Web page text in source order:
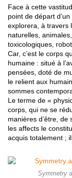
Face à cette
point de départ
explorera, à travers
naturelles,
toxicologiques,
Car, c’est le corps
humaine : situé à
pensées, doté de
le relient aux
sommes
Le terme de «
corps, qui ne se
manières d’être, de
les affects le
acquis totalement ;
Symmetry